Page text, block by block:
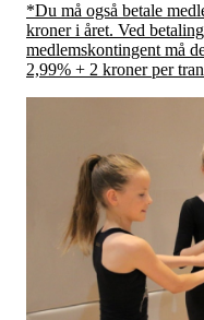
*Du må også betale
kroner i året. Ved
medlemskontingent må
2,99% + 2 kroner per